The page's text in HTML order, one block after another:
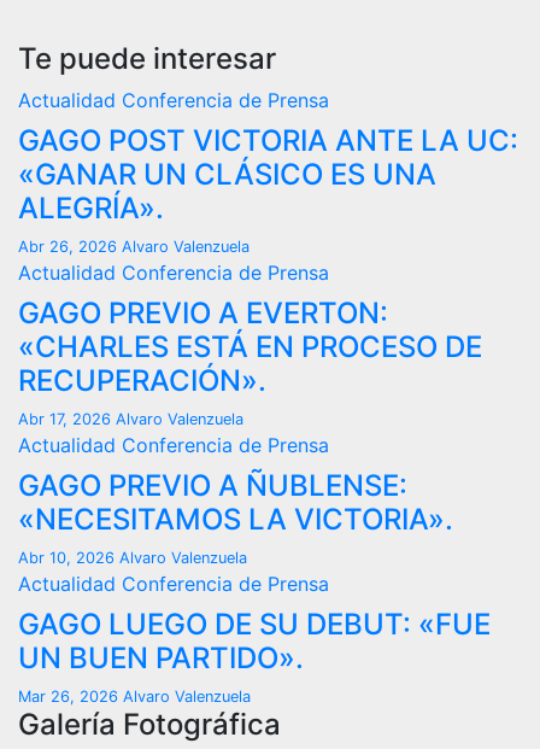
Te puede interesar
Actualidad Conferencia de Prensa
GAGO POST VICTORIA ANTE LA UC:
«GANAR UN CLÁSICO ES UNA
ALEGRÍA».
Abr 26, 2026 Alvaro Valenzuela
Actualidad Conferencia de Prensa
GAGO PREVIO A EVERTON:
«CHARLES ESTÁ EN PROCESO DE
RECUPERACIÓN».
Abr 17, 2026 Alvaro Valenzuela
Actualidad Conferencia de Prensa
GAGO PREVIO A ÑUBLENSE:
«NECESITAMOS LA VICTORIA».
Abr 10, 2026 Alvaro Valenzuela
Actualidad Conferencia de Prensa
GAGO LUEGO DE SU DEBUT: «FUE
UN BUEN PARTIDO».
Mar 26, 2026 Alvaro Valenzuela
Galería Fotográfica